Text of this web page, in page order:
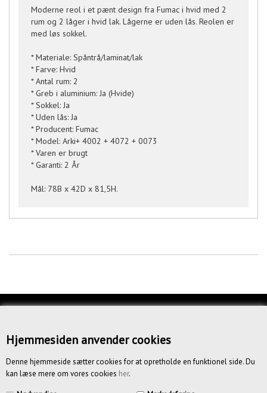
Hjemmesiden anvender cookies
Denne hjemmeside sætter cookies for at opretholde en funktionel side. Du
kan læse mere om vores cookies her.
Moderne reol i et pænt design fra Fumac i hvid med 2
rum og 2 låger i hvid lak. Lågerne er uden lås. Reolen er
med løs sokkel.
* Materiale: Spåntrå/laminat/lak
* Farve: Hvid
* Antal rum: 2
* Greb i aluminium: Ja (Hvide)
* Sokkel: Ja
* Uden lås: Ja
* Producent: Fumac
* Model: Arki+ 4002 + 4072 + 0073
* Varen er brugt
* Garanti: 2 År
Mål: 78B x 42D x 81,5H.
OM OS
BETINGELSER